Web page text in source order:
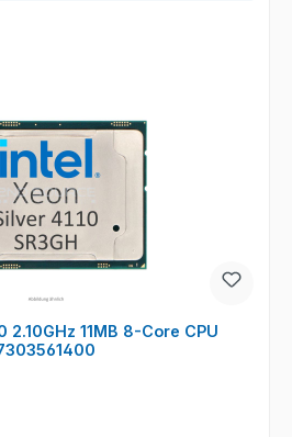
2.10GHz 11MB 8-Core CPU